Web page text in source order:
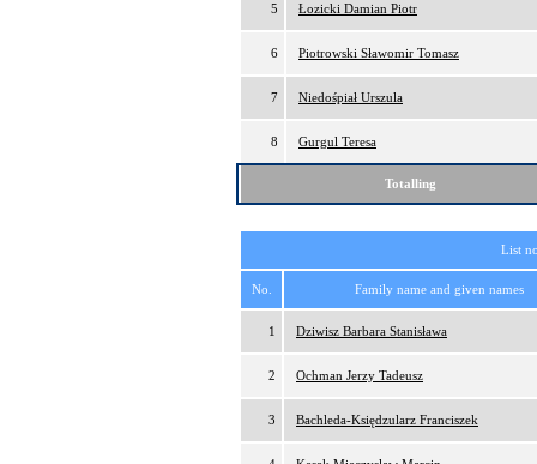
5 Łozicki Damian Piotr
6 Piotrowski Sławomir Tomasz
7 Niedośpiał Urszula
8 Gurgul Teresa
Totalling
List
No. Family name and given names
1 Dziwisz Barbara Stanisława
2 Ochman Jerzy Tadeusz
3 Bachleda-Księdzularz Franciszek